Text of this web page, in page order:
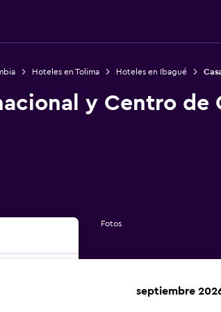
Hoteles en Tolima Hoteles en Ibagué
y Centro de
Fotos
septiembre